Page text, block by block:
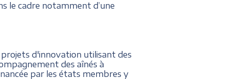
le cadre notamment d’une
d'innovation utilisant des
des aînés à
par les états membres y